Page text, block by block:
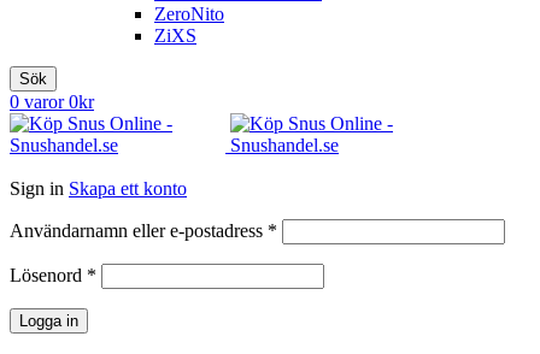
ZeroNito
ZiXS
Sök
0 varor 0kr
Sign in Skapa ett konto
Användarnamn eller e-postadress *
Lösenord *
Logga in